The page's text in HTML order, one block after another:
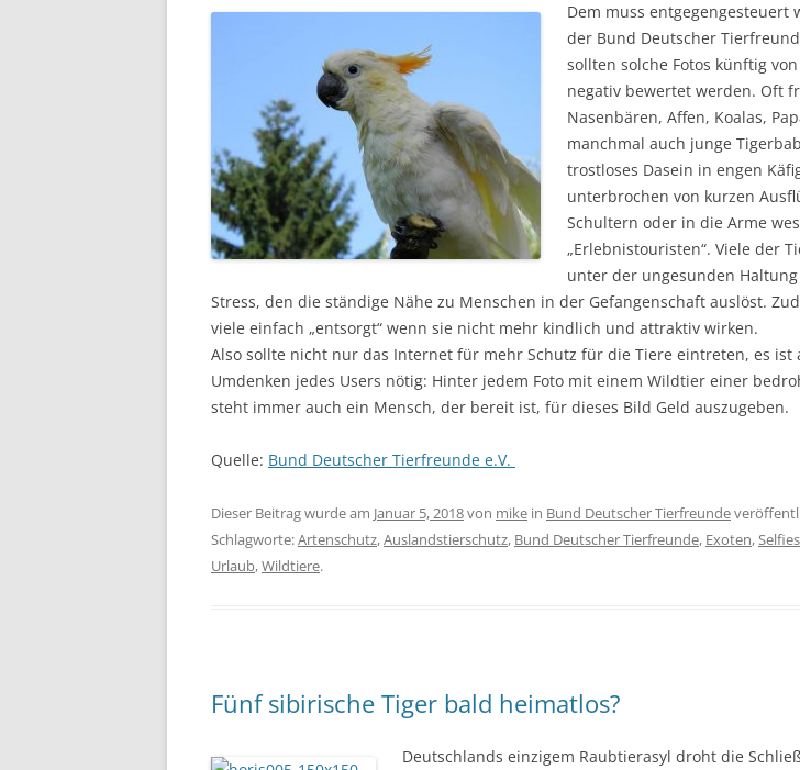
Dem muss entgegengesteuert
der Bund Deutscher
sollten solche Fotos künftig
negativ bewertet werden. Oft
Nasenbären, Affen, Koalas,
manchmal auch junge
trostloses Dasein in engen
unterbrochen von kurzen
Schultern oder in die Arme
„Erlebnistouristen“. Viele der
unter der ungesunden
Stress, den die ständige Nähe zu Menschen in der Gefangenschaft auslöst.
viele einfach „entsorgt“ wenn sie nicht mehr kindlich und attraktiv wirken.
Also sollte nicht nur das Internet für mehr Schutz für die Tiere eintreten, es ist
Umdenken jedes Users nötig: Hinter jedem Foto mit einem Wildtier einer
steht immer auch ein Mensch, der bereit ist, für dieses Bild Geld auszugeben.
Quelle: Bund Deutscher Tierfreunde e.V.
Dieser Beitrag wurde am Januar 5, 2018von mike in Bund Deutscher Tierfreunde
Schlagworte:Artenschutz,Auslandstierschutz, Bund Deutscher Tierfreunde, Exoten,Selfies
Urlaub,Wildtiere.
Fünf sibirische Tiger bald heimatlos?
Deutschlands einzigem Raubtierasyl droht die